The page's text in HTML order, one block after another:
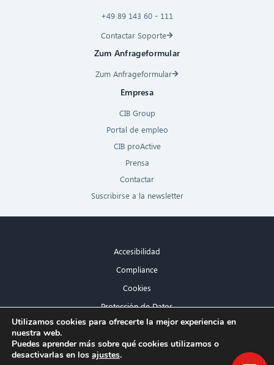
+49 89 143 60 - 111
Contactar Soporte
Zum Anfrageformular
Zum Anfrageformular
Empresa
CIB Group
Portal de empleo
CIB proActive
Prensa
Contactar
Suscribirse a la newsletter
Accesibilidad
Compliance
Cookies
Protección de Datos
Aviso legal
Utilizamos cookies para ofrecerte la mejor experiencia en
nuestra web.
Puedes aprender más sobre qué cookies utilizamos o
desactivarlas en los ajustes.